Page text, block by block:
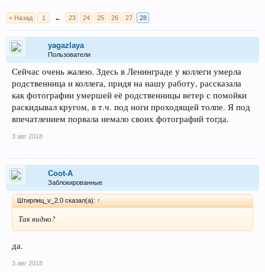
< Назад 1 ← 23 24 25 26 27 28
yagazlaya
Пользователи
Сейчас очень жалею. Здесь в Ленинграде у коллеги умерла
родственница и коллега, придя на нашу работу, рассказала
как фотографии умершей её родственницы ветер с помойки
раскидывал кругом, в т.ч. под ноги проходящей толпе. Я под
впечатлением порвала немало своих фотографий тогда.
3 авг 2018
Coot-A
Заблокированные
Штирлиц_v_2.0 сказал(а): ↑
Так видно?
да.
3 авг 2018